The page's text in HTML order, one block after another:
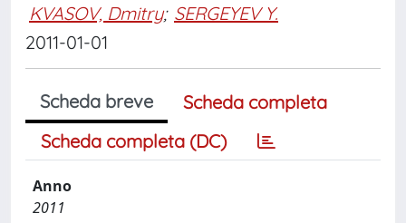
KVASOV, Dmitry; SERGEYEV Y.
2011-01-01
Scheda breve
Scheda completa
Scheda completa (DC)
Anno
2011